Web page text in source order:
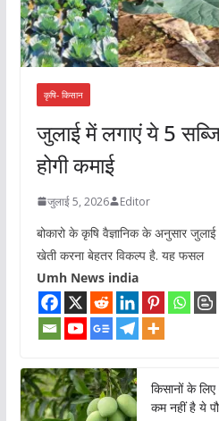
कृषि- किसान
जुलाई में लगाएं ये 5
होगी कमाई
जुलाई 5, 2026 Editor
बोकारो के कृषि वैज्ञानिक के अनुसार
खेती करना बेहतर विकल्प है. यह फसल
Umh News india
किसानों के
कम नहीं है ये